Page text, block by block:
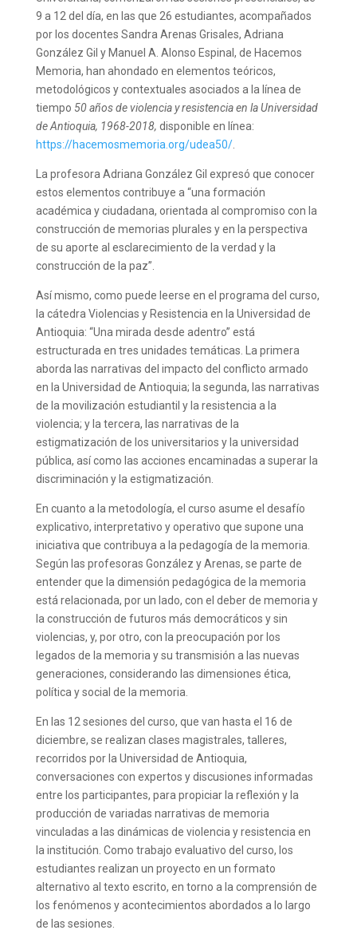
9 a 12 del día, en las que 26 estudiantes, acompañados
por los docentes Sandra Arenas Grisales, Adriana
González Gil y Manuel A. Alonso Espinal, de Hacemos
Memoria, han ahondado en elementos teóricos,
metodológicos y contextuales asociados a la línea de
tiempo 50 años de violencia y resistencia en la Universidad
de Antioquia, 1968-2018, disponible en línea:
https://hacemosmemoria.org/udea50/.
La profesora Adriana González Gil expresó que conocer
estos elementos contribuye a “una formación
académica y ciudadana, orientada al compromiso con la
construcción de memorias plurales y en la perspectiva
de su aporte al esclarecimiento de la verdad y la
construcción de la paz”.
Así mismo, como puede leerse en el programa del curso,
la cátedra Violencias y Resistencia en la Universidad de
Antioquia: “Una mirada desde adentro” está
estructurada en tres unidades temáticas. La primera
aborda las narrativas del impacto del conflicto armado
en la Universidad de Antioquia; la segunda, las narrativas
de la movilización estudiantil y la resistencia a la
violencia; y la tercera, las narrativas de la
estigmatización de los universitarios y la universidad
pública, así como las acciones encaminadas a superar la
discriminación y la estigmatización.
En cuanto a la metodología, el curso asume el desafío
explicativo, interpretativo y operativo que supone una
iniciativa que contribuya a la pedagogía de la memoria.
Según las profesoras González y Arenas, se parte de
entender que la dimensión pedagógica de la memoria
está relacionada, por un lado, con el deber de memoria y
la construcción de futuros más democráticos y sin
violencias, y, por otro, con la preocupación por los
legados de la memoria y su transmisión a las nuevas
generaciones, considerando las dimensiones ética,
política y social de la memoria.
En las 12 sesiones del curso, que van hasta el 16 de
diciembre, se realizan clases magistrales, talleres,
recorridos por la Universidad de Antioquia,
conversaciones con expertos y discusiones informadas
entre los participantes, para propiciar la reflexión y la
producción de variadas narrativas de memoria
vinculadas a las dinámicas de violencia y resistencia en
la institución. Como trabajo evaluativo del curso, los
estudiantes realizan un proyecto en un formato
alternativo al texto escrito, en torno a la comprensión de
los fenómenos y acontecimientos abordados a lo largo
de las sesiones.